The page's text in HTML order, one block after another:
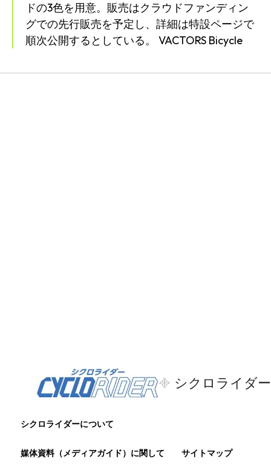
ドの3色を用意。販売はクラウドファンディン
グでの先行販売を予定し、詳細は特設ページで
順次公開するとしている。 VACTORS Bicycle
シクロライダー
シクロライダーについて
媒体資料（メディアガイド）に関して サイトマップ